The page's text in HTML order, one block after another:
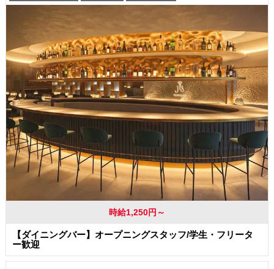
時給1,250円～
【ダイニングバー】オープニングスタッフ/学生・フリータ
ー歓迎